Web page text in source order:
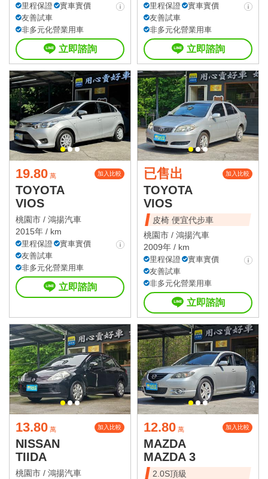
里程保證
實車實價
友善試車
非多元化營業用車
立即諮詢
里程保證
實車實價
友善試車
非多元化營業用車
立即諮詢
19.80 萬 加入比較
TOYOTA
VIOS
桃園市 / 鴻揚汽車
2015年 / km
里程保證
實車實價
友善試車
非多元化營業用車
立即諮詢
已售出 加入比較
TOYOTA
VIOS
皮椅 便宜代步車
桃園市 / 鴻揚汽車
2009年 / km
里程保證
實車實價
友善試車
非多元化營業用車
立即諮詢
13.80 萬 加入比較
NISSAN
TIIDA
桃園市 / 鴻揚汽車
12.80 萬 加入比較
MAZDA
MAZDA 3
2.0S頂級